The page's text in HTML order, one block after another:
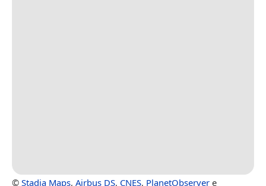
© Stadia Maps, Airbus DS, CNES, PlanetObserver e